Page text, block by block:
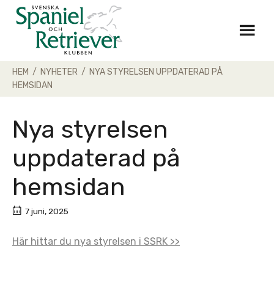
Skip
HEM / NYHETER / NYA STYRELSEN UPPDATERAD PÅ
HEMSIDAN
Nya styrelsen
uppdaterad på
hemsidan
7 juni, 2025
Här hittar du nya styrelsen i SSRK >>